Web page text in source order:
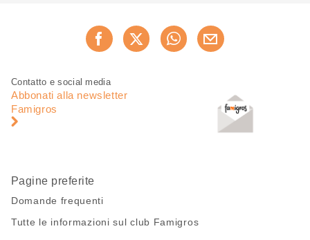
Consiglia ora
Piè
pagina
Navigazione
pagina
Contatto e social media
Abbonati alla newsletter
Famigros
Pagine preferite
Domande frequenti
Tutte le informazioni sul club Famigros